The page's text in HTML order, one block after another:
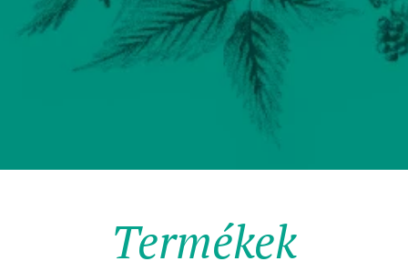
Termékek